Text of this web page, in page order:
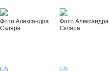
Фото Александра
Скляра
Фото Александра
Скляра